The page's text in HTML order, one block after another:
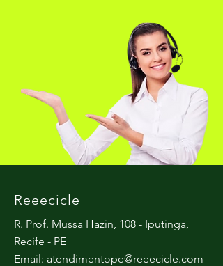
Reeecicle
R. Prof. Mussa Hazin, 108 - Iputinga,
Recife - PE
Email: atendimentope@reeecicle.com